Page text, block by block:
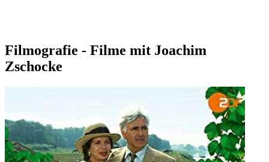
Filmografie - Filme mit Joachim
Zschocke